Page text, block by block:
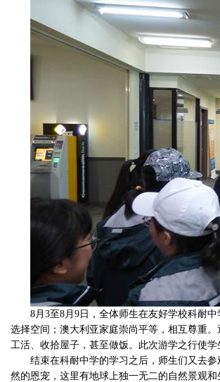
8月 3至8月 9 日，全体师生在友好学校科耐
选择空间；澳大利亚家庭崇尚平等，相互尊重
工活、收拾屋子，甚至做饭。此次游学之行使学
结束在科耐中学的学习之后，师生们又去
然的恩宠，这里有地球上独一无二的自然景观